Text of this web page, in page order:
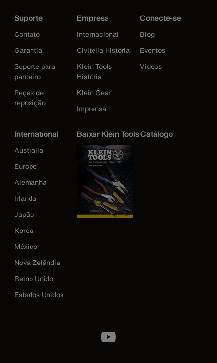
Suporte
Contato
Garantia
Suporte para
parceiro
Peças de
reposição
Empresa
Internacional
Civitella História
Klein Tools
História
Klein Gear
Imprensa
Conecte-se
Blog
Eventos
Videos
International
Austrália
Europe
Alemanha
Irlanda
Japão
Korea
México
Nova Zelândia
Reino Unido
Estados Unidos
Baixar Klein Tools Catálogo